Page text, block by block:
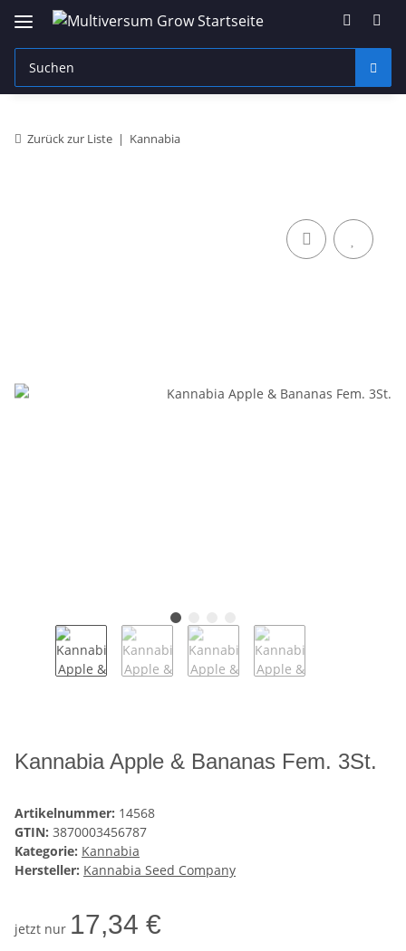
Zurück zur Liste Kannabia
Kannabia Apple & Bananas Fem. 3St.
Artikelnummer: 14568
GTIN: 3870003456787
Kategorie: Kannabia
Hersteller: Kannabia Seed Company
jetzt nur 17,34 €